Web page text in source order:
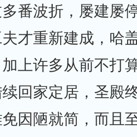
番波折，屡建屡
才重新建成，哈
上许多从前不打
续回家定居，圣殿
因陋就简，而且